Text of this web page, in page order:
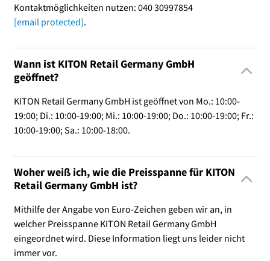
Kontaktmöglichkeiten nutzen: 040 30997854
[email protected].
Wann ist KITON Retail Germany GmbH
geöffnet?
KITON Retail Germany GmbH ist geöffnet von Mo.: 10:00-
19:00; Di.: 10:00-19:00; Mi.: 10:00-19:00; Do.: 10:00-19:00; Fr.:
10:00-19:00; Sa.: 10:00-18:00.
Woher weiß ich, wie die Preisspanne für KITON
Retail Germany GmbH ist?
Mithilfe der Angabe von Euro-Zeichen geben wir an, in
welcher Preisspanne KITON Retail Germany GmbH
eingeordnet wird. Diese Information liegt uns leider nicht
immer vor.